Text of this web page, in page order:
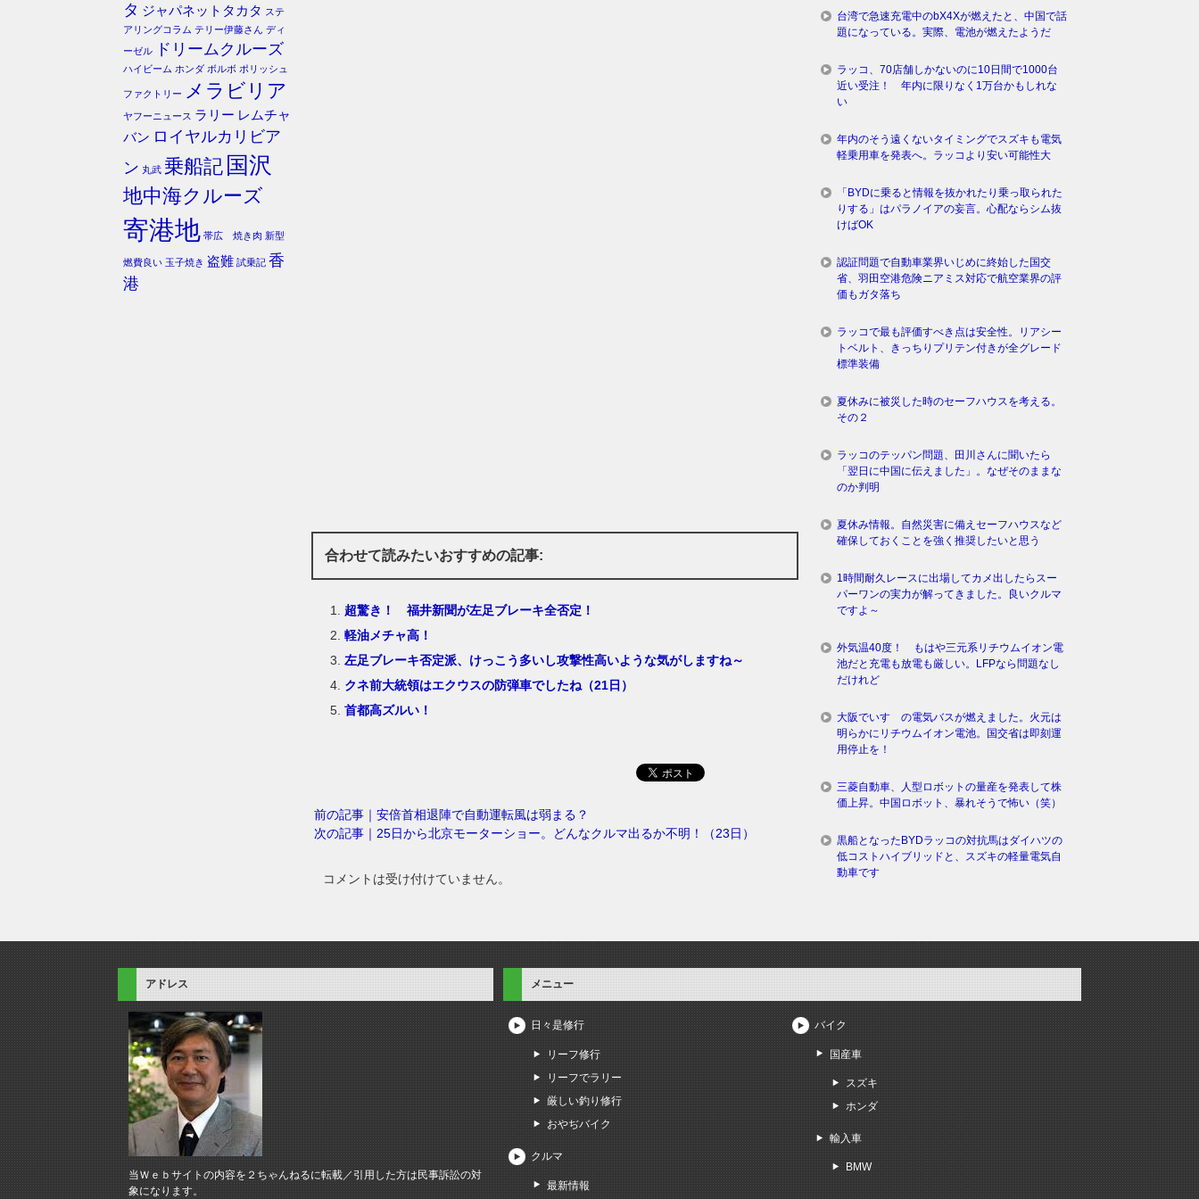
合わせて読みたいおすすめの記事:
超驚き！ 福井新聞が左足ブレーキ全否定！
軽油メチャ高！
左足ブレーキ否定派、けっこう多いし攻撃性高いような気がしますね～
クネ前大統領はエクウスの防弾車でしたね（21日）
首都高ズルい！
前の記事｜安倍首相退陣で自動運転風は弱まる？
次の記事｜25日から北京モーターショー。どんなクルマ出るか不明！（23日）
コメントは受け付けていません。
タ ジャパネットタカタ ステ
アリングコラム テリー伊藤さん ディ
ーゼル
ドリームクルーズ
ハイビーム ホンダ ボルボ ポリッシュ
ファクトリー メラビリア
ヤフーニュース ラリー レムチャ
バン ロイヤルカリビア
ン 丸武 乗船記 国沢
地中海クルーズ
寄港地 帯広 焼き肉 新型
燃費良い 玉子焼き 盗難 試乗記 香
港
台湾で急速充電中のbX4Xが燃えたと、中国で話
題になっている。実際、電池が燃えたようだ
ラッコ、70店舗しかないのに10日間で1000台
近い受注！ 年内に限りなく1万台かもしれな
い
年内のそう遠くないタイミングでスズキも電気
軽乗用車を発表へ。ラッコより安い可能性大
「BYDに乗ると情報を抜かれたり乗っ取られた
りする」はパラノイアの妄言。心配ならシム抜
けばOK
認証問題で自動車業界いじめに終始した国交
省、羽田空港危険ニアミス対応で航空業界の評
価もガタ落ち
ラッコで最も評価すべき点は安全性。リアシー
トベルト、きっちりプリテン付きが全グレード
標準装備
夏休みに被災した時のセーフハウスを考える。
その２
ラッコのテッパン問題、田川さんに聞いたら
「翌日に中国に伝えました」。なぜそのままな
のか判明
夏休み情報。自然災害に備えセーフハウスなど
確保しておくことを強く推奨したいと思う
1時間耐久レースに出場してカメ出したらスー
パーワンの実力が解ってきました。良いクルマ
ですよ～
外気温40度！ もはや三元系リチウムイオン電
池だと充電も放電も厳しい。LFPなら問題なし
だけれど
大阪でいすゞの電気バスが燃えました。火元は
明らかにリチウムイオン電池。国交省は即刻運
用停止を！
三菱自動車、人型ロボットの量産を発表して株
価上昇。中国ロボット、暴れそうで怖い（笑）
黒船となったBYDラッコの対抗馬はダイハツの
低コストハイブリッドと、スズキの軽量電気自
動車です
アドレス
当Ｗｅｂサイトの内容を２ちゃんねるに転載／引用した方は民事訴訟の対
象になります。
メニュー
日々是修行
リーフ修行
リーフでラリー
厳しい釣り修行
おやぢバイク
クルマ
最新情報
バイク
国産車
スズキ
ホンダ
輸入車
BMW